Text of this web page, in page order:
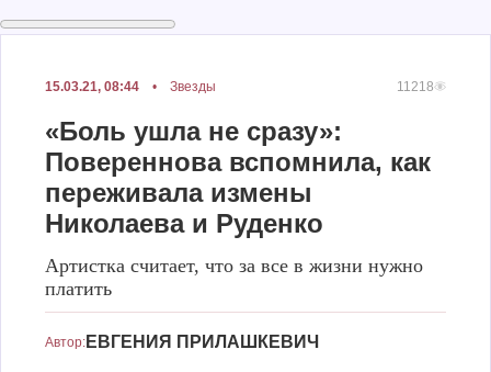
15.03.21, 08:44 • Звезды 11218
«Боль ушла не сразу»:
Повереннова вспомнила, как
переживала измены
Николаева и Руденко
Артистка считает, что за все в жизни нужно
платить
Автор: ЕВГЕНИЯ ПРИЛАШКЕВИЧ
Дарья Повереннова